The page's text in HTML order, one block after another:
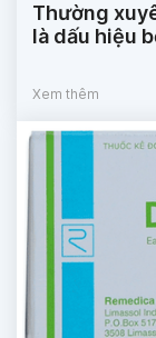
Thường
là dấu hiệu
Xem thêm